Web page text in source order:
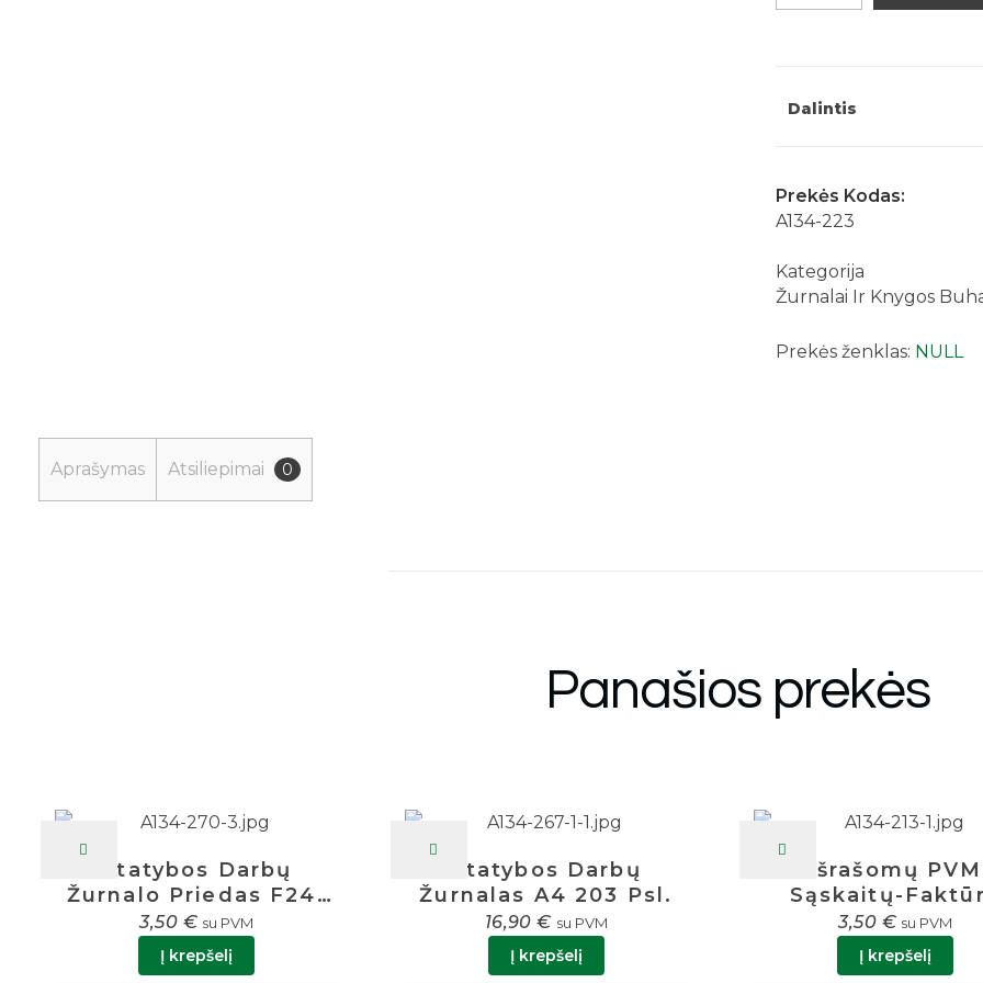
žurnalas
lapai
Dalintis
Prekės Kodas:
A134-223
Kategorija
Žurnalai Ir Knygos
Prekės ženklas: NULL
Aprašymas Atsiliepimai 0
Panašios prekės
Statybos Darbų
Žurnalo Priedas F24-
F25 A4 22 Lapai
3,50 € su PVM
Į krepšelį
Statybos Darbų
Žurnalas A4 203 Psl.
16,90€ su PVM
Į krepšelį
Išrašomų PVM
Sąskaitų-
Registras A4 36
3,50 € su PVM
Į krepšelį